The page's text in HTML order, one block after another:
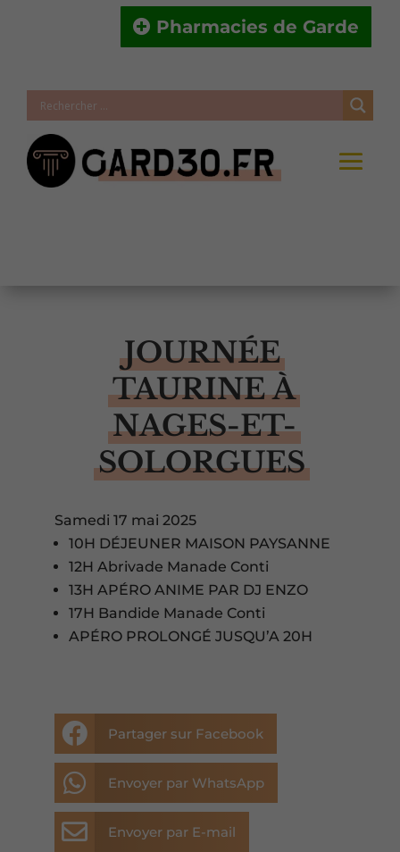
Pharmacies de Garde
JOURNÉE
TAURINE À
NAGES-ET-
SOLORGUES
Samedi 17 mai 2025
10H DÉJEUNER MAISON PAYSANNE
12H Abrivade Manade Conti
13H APÉRO ANIME PAR DJ ENZO
17H Bandide Manade Conti
APÉRO PROLONGÉ JUSQU’A 20H
 Partager sur Facebook
 Envoyer par WhatsApp
 Envoyer par E-mail